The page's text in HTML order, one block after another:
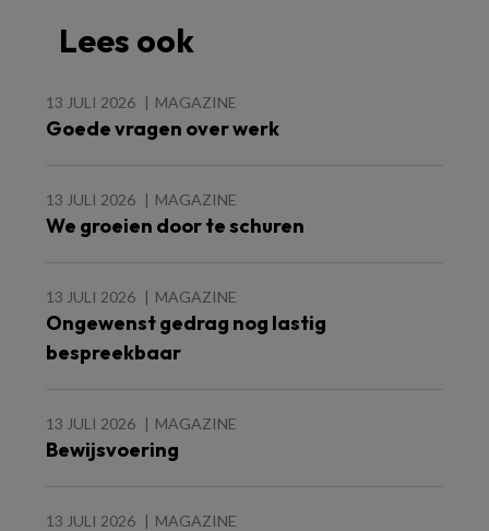
Lees ook
13 JULI 2026 MAGAZINE
Goede vragen over werk
13 JULI 2026 MAGAZINE
We groeien door te schuren
13 JULI 2026 MAGAZINE
Ongewenst gedrag nog lastig
bespreekbaar
13 JULI 2026 MAGAZINE
Bewijsvoering
13 JULI 2026 MAGAZINE